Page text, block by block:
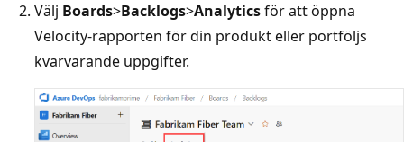
Välj Boards>Backlogs>Analyticsför att öppna
Velocity-rapporten för din produkt eller portföljs
kvarvarande uppgifter.